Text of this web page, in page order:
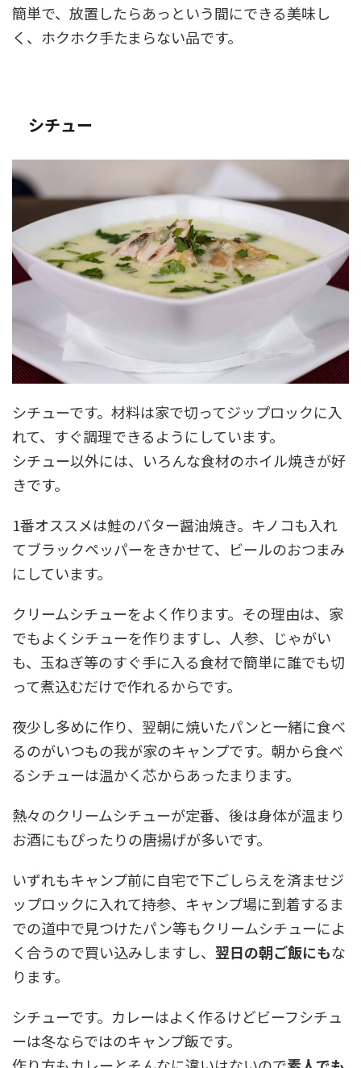
簡単で、放置したらあっという間にできる美味し
く、ホクホク手たまらない品です。
シチュー
シチューです。材料は家で切ってジップロックに入
れて、すぐ調理できるようにしています。
シチュー以外には、いろんな食材のホイル焼きが好
きです。
1番オススメは鮭のバター醤油焼き。キノコも入れ
てブラックペッパーをきかせて、ビールのおつまみ
にしています。
クリームシチューをよく作ります。その理由は、家
でもよくシチューを作りますし、人参、じゃがい
も、玉ねぎ等のすぐ手に入る食材で簡単に誰でも切
って煮込むだけで作れるからです。
夜少し多めに作り、翌朝に焼いたパンと一緒に食べ
るのがいつもの我が家のキャンプです。朝から食べ
るシチューは温かく芯からあったまります。
熱々のクリームシチューが定番、後は身体が温まり
お酒にもぴったりの唐揚げが多いです。
いずれもキャンプ前に自宅で下ごしらえを済ませジ
ップロックに入れて持参、キャンプ場に到着するま
での道中で見つけたパン等もクリームシチューによ
く合うので買い込みしますし、 翌日の朝ご飯にもな
ります。
シチューです。カレーはよく作るけどビーフシチュ
ーは冬ならではのキャンプ飯です。